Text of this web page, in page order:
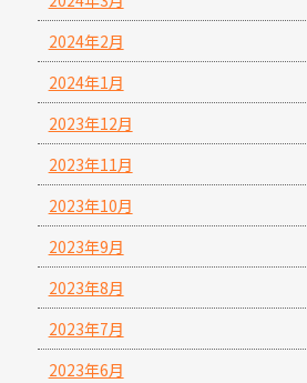
2024年2月
2024年1月
2023年12月
2023年11月
2023年10月
2023年9月
2023年8月
2023年7月
2023年6月